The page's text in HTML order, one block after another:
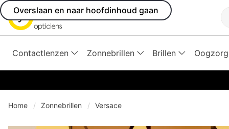
Overslaan en naar hoofdinhoud gaan
Contactlenzen Zonnebrillen Brillen Oogzorg
Home Zonnebrillen Versace